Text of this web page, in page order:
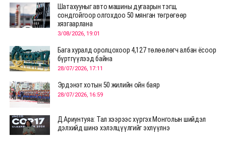
Шатахууныг авто машины дугаарын тэгш,
сондгойгоор олгохдоо 50 мянган төгрөгөөр
хязгаарлана
3/08/2026, 19:01
Бага хуралд оролцохоор 4,127 төлөөлөгч албан ёсоор
бүртгүүлээд байна
28/07/2026, 17:11
Эрдэнэт хотын 50 жилийн ойн баяр
28/07/2026, 16:59
Д.Ариунтуяа: Тал хээрээс хүргэх Монголын шийдэл
дэлхийд шинэ хэлэлцүүлгийг эхлүүлнэ